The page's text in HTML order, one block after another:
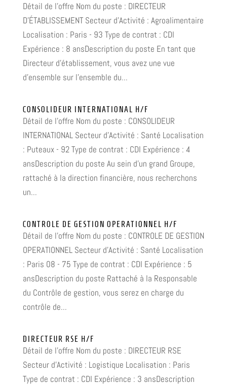
Détail de l'offre Nom du poste : DIRECTEUR
D'ÉTABLISSEMENT Secteur d'Activité : Agroalimentaire
Localisation : Paris - 93 Type de contrat : CDI
Expérience : 8 ansDescription du poste En tant que
Directeur d'établissement, vous avez une vue
d'ensemble sur l'ensemble du...
CONSOLIDEUR INTERNATIONAL H/F
Détail de l'offre Nom du poste : CONSOLIDEUR
INTERNATIONAL Secteur d'Activité : Santé Localisation
: Puteaux - 92 Type de contrat : CDI Expérience : 4
ansDescription du poste Au sein d'un grand Groupe,
rattaché à la direction financière, nous recherchons
un...
CONTROLE DE GESTION OPERATIONNEL H/F
Détail de l'offre Nom du poste : CONTROLE DE GESTION
OPERATIONNEL Secteur d'Activité : Santé Localisation
: Paris 08 - 75 Type de contrat : CDI Expérience : 5
ansDescription du poste Rattaché à la Responsable
du Contrôle de gestion, vous serez en charge du
contrôle de...
DIRECTEUR RSE H/F
Détail de l'offre Nom du poste : DIRECTEUR RSE
Secteur d'Activité : Logistique Localisation : Paris
Type de contrat : CDI Expérience : 3 ansDescription